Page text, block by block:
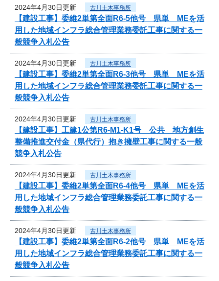
2024年4月30日更新 古川土木事務所
【建設工事】委維2単第全面R6-5他号 県単 MEを活
用した地域インフラ総合管理業務委託工事に関する一
般競争入札公告
2024年4月30日更新 古川土木事務所
【建設工事】委維2単第全面R6-3他号 県単 MEを活
用した地域インフラ総合管理業務委託工事に関する一
般競争入札公告
2024年4月30日更新 古川土木事務所
【建設工事】工建1公第R6-M1-K1号 公共 地方創生
整備推進交付金（県代行）抱き擁壁工事に関する一般
競争入札公告
2024年4月30日更新 古川土木事務所
【建設工事】委維2単第全面R6-4他号 県単 MEを活
用した地域インフラ総合管理業務委託工事に関する一
般競争入札公告
2024年4月30日更新 古川土木事務所
【建設工事】委維2単第全面R6-2他号 県単 MEを活
用した地域インフラ総合管理業務委託工事に関する一
般競争入札公告